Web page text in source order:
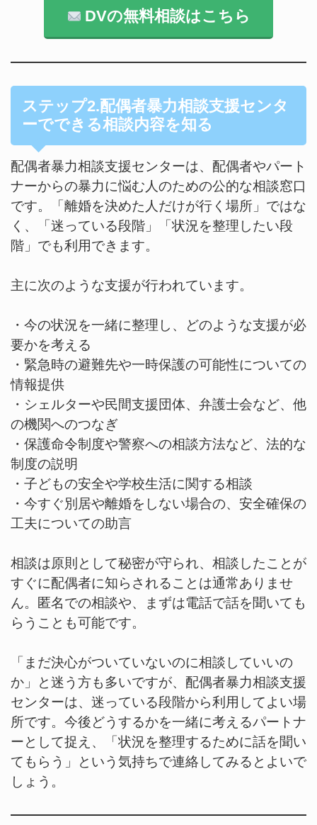
DVの無料相談はこちら
ステップ2.配偶者暴力相談支援センタ
ーでできる相談内容を知る
配偶者暴力相談支援センターは、配偶者やパート
ナーからの暴力に悩む人のための公的な相談窓口
です。「離婚を決めた人だけが行く場所」ではな
く、「迷っている段階」「状況を整理したい段
階」でも利用できます。
主に次のような支援が行われています。
・今の状況を一緒に整理し、どのような支援が必
要かを考える
・緊急時の避難先や一時保護の可能性についての
情報提供
・シェルターや民間支援団体、弁護士会など、他
の機関へのつなぎ
・保護命令制度や警察への相談方法など、法的な
制度の説明
・子どもの安全や学校生活に関する相談
・今すぐ別居や離婚をしない場合の、安全確保の
工夫についての助言
相談は原則として秘密が守られ、相談したことが
すぐに配偶者に知らされることは通常ありませ
ん。匿名での相談や、まずは電話で話を聞いても
らうことも可能です。
「まだ決心がついていないのに相談していいの
か」と迷う方も多いですが、配偶者暴力相談支援
センターは、迷っている段階から利用してよい場
所です。今後どうするかを一緒に考えるパートナ
ーとして捉え、「状況を整理するために話を聞い
てもらう」という気持ちで連絡してみるとよいで
しょう。